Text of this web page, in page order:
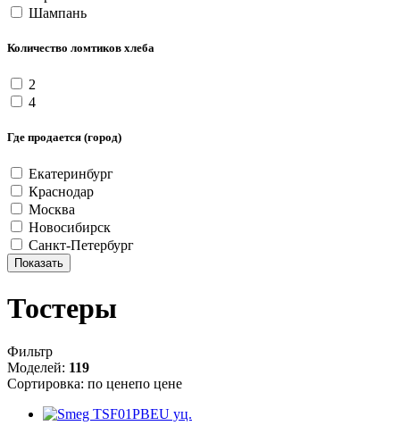
Шампань
Количество ломтиков хлеба
2
4
Где продается (город)
Екатеринбург
Краснодар
Москва
Новосибирск
Санкт-Петербург
Тостеры
Фильтр
Моделей: 119
Сортировка: по ценепо цене